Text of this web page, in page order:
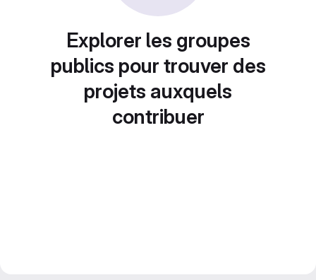
Explorer les groupes
publics pour trouver des
projets auxquels
contribuer